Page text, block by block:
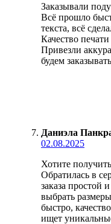
Заказывали
Всё прошло
текста, всё
Качество
Привезли
будем
Даниэла
02.08.2025
Хотите
Обратилась в
заказа
выбрать
быстро,
ищет